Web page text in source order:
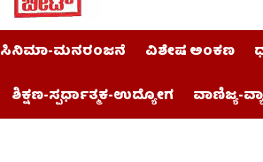
ಸಿನಿಮಾ-ಮನರಂಜನೆ ವಿಶೇಷ ಅಂಕಣ
ಶಿಕ್ಷಣ-ಸ್ಪರ್ಧಾತ್ಮಕ-ಉದ್ಯೋಗ ವಾಣಿಜ್ಯ-